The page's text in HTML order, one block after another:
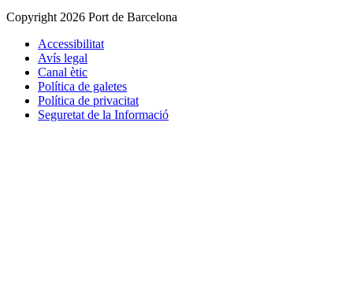
Copyright 2026 Port de Barcelona
Accessibilitat
Avís legal
Canal ètic
Política de galetes
Política de privacitat
Seguretat de la Informació